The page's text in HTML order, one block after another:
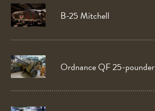
B-25 Mitchell
Ordnance QF 25-pounder